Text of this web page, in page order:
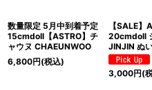
数量限定 5月中到着予定
15cmdoll【ASTRO】チ
ャウヌ CHAEUNWOO
6,800円(税込)
【SALE】
20cmdoll
JINJIN ぬ
3,000円(